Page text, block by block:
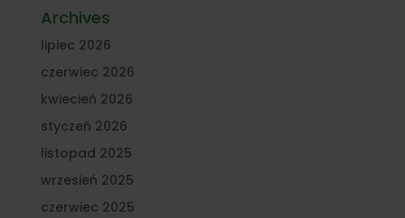
Archives
lipiec 2026
czerwiec 2026
kwiecień 2026
styczeń 2026
listopad 2025
wrzesień 2025
czerwiec 2025